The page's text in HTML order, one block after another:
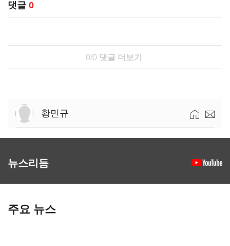
댓글 0
0/0 댓글 더보기
황민규
뉴스리듬
주요 뉴스